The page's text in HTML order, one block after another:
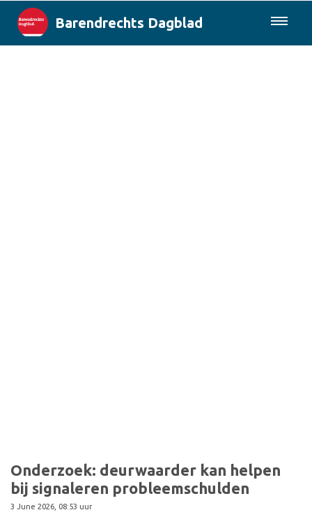
Barendrechts Dagblad
Onderzoek: deurwaarder kan helpen
bij signaleren probleemschulden
3 June 2026, 08:53 uur